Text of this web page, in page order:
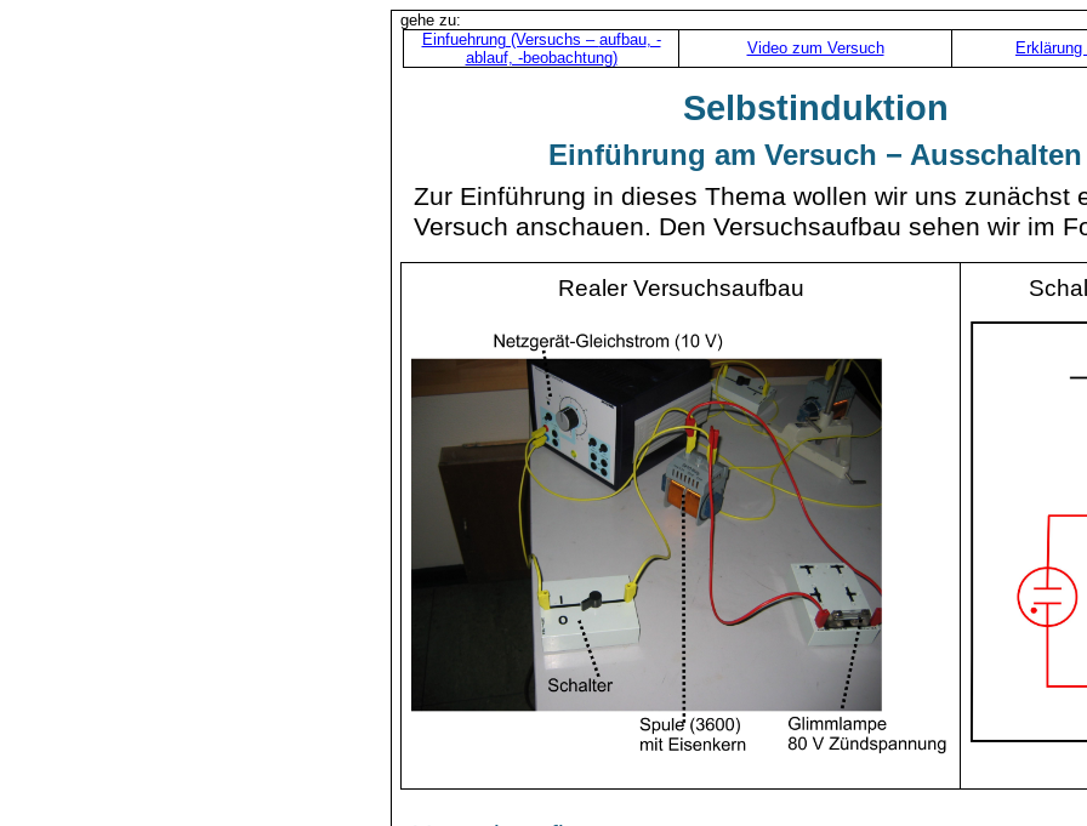
gehe zu:
Einfuehrung(Versuchs – aufbau, -
ablauf, -beobachtung)
Video zum Versuch
Selbstinduktion
Einführung am Versuch − Ausschalten
Zur Einführung in dieses Thema wollen wir uns zunächst
Versuch anschauen. Den Versuchsaufbau sehen wir im
Realer Versuchsaufbau